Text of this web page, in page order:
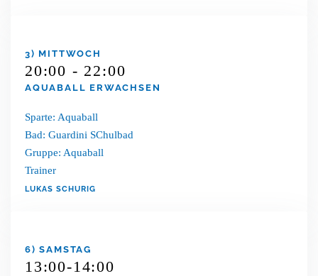
3) MITTWOCH
20:00 - 22:00
AQUABALL ERWACHSEN
Sparte: Aquaball
Bad: Guardini SChulbad
Gruppe: Aquaball
Trainer
LUKAS SCHURIG
6) SAMSTAG
13:00-14:00